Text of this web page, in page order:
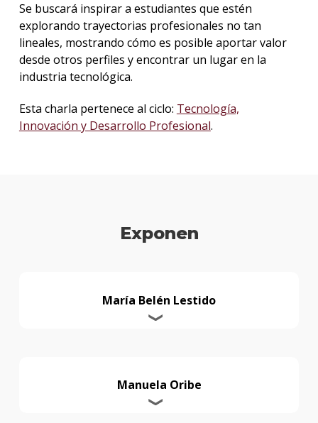
Se buscará inspirar a estudiantes que estén
explorando trayectorias profesionales no tan
lineales, mostrando cómo es posible aportar valor
desde otros perfiles y encontrar un lugar en la
industria tecnológica.
Esta charla pertenece al ciclo: Tecnología,
Innovación y Desarrollo Profesional.
Exponen
María Belén Lestido
Manuela Oribe